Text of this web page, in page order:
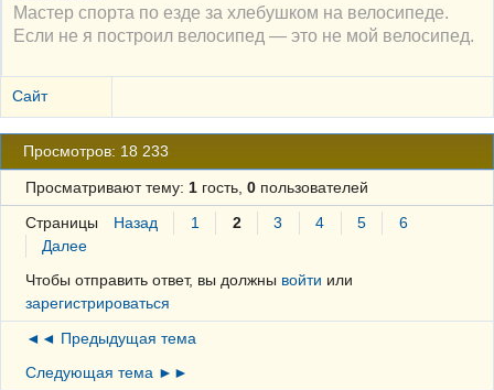
Мастер спорта по езде за хлебушком на велосипеде.
Если не я построил велосипед — это не мой велосипед.
Сайт
Просмотров: 18 233
Просматривают тему: 1гость, 0пользователей
Страницы Назад 1 2 3 4 5
6
Далее
Чтобы отправить ответ, вы должны войти или
зарегистрироваться
◄◄ Предыдущая тема
Следующая тема ►►